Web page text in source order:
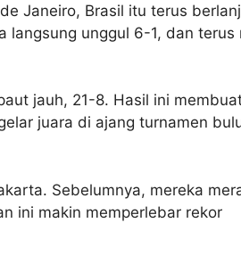
Janeiro, Brasil itu terus
langsung unggul 6-1, dan terus
jauh, 21-8. Hasil ini
juara di ajang turnamen
Sebelumnya, mereka
ini makin memperlebar rekor